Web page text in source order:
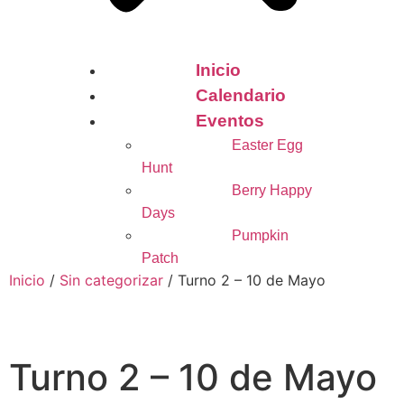
Inicio
Calendario
Eventos
Easter Egg
Hunt
Berry Happy
Days
Pumpkin
Patch
Inicio / Sin categorizar / Turno 2 – 10 de Mayo
Turno 2 – 10 de Mayo